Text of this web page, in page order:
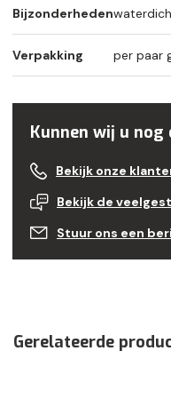
Bijzonderheden
Verpakking per paar
Kunnen wij u nog
Bekijk onze
Bekijk de
Stuur ons een
Gerelateerde